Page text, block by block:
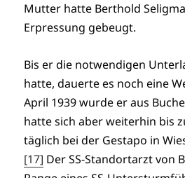
Mutter hatte Berthold
Erpressung gebeugt.
Bis er die notwendigen
hatte, dauerte es noch eine
April 1939 wurde er aus
hatte sich aber weiterhin bis
täglich bei der Gestapo in
[17] Der SS-Standortarzt von